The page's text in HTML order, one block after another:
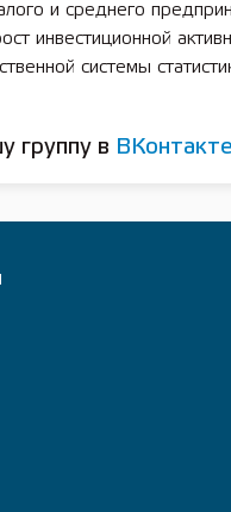
и среднего
инвестиционной
системы
группу в ВКонтакте